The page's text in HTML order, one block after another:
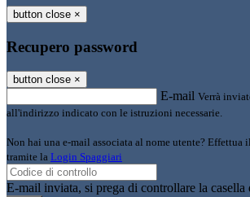
button close ×
Recupero password
button close ×
E-mail Verrà
all'indirizzo indicato con le istruzioni necessarie.
Non hai una e-mail associata al nome utente? Effettua
tramite la Login Spaggiari
E-mail inviata, si prega di controllare la casella